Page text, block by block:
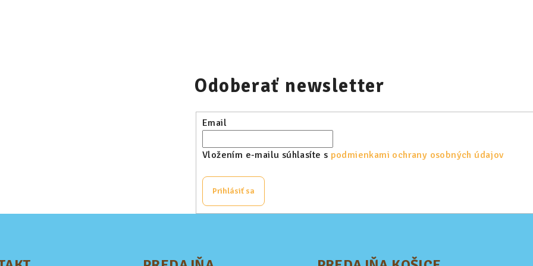
Odoberať newsletter
Email
Vložením e-mailu súhlasíte s podmienkami ochrany osobných údajov
Prihlásiť sa